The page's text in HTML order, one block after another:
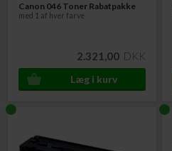
Canon 046 Toner Rabatpakke
med 1 af hver farve
2.321,00 DKK